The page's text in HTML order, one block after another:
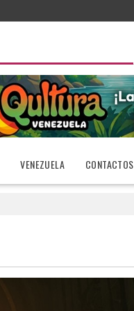
VENEZUELA CONTACTOS